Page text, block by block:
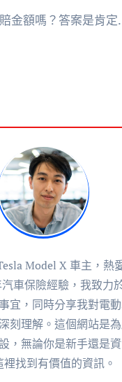
賠金額嗎？答案是肯
Model X 車主，熱
車保險經驗，我致力
宜，同時分享我對電
刻理解。這個網站是
，無論你是新手還是
裡找到有價值的資訊。